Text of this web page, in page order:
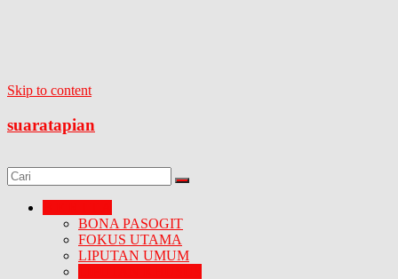
Skip to content
suaratapian
BONA PASOGIT
FOKUS UTAMA
LIPUTAN UMUM